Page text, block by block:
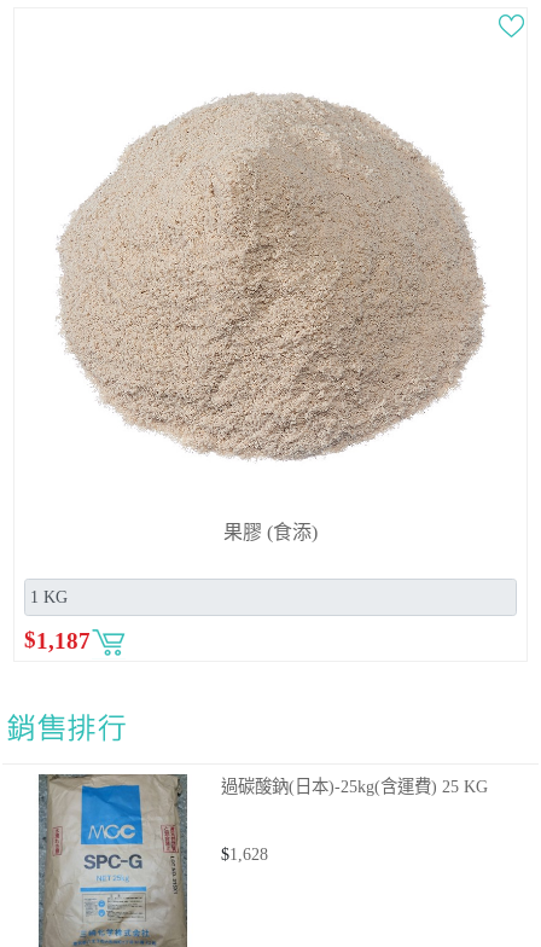
果膠 (食添)
$1,187
過碳酸鈉(日本)-25kg(含運費) 25 KG
$1,628